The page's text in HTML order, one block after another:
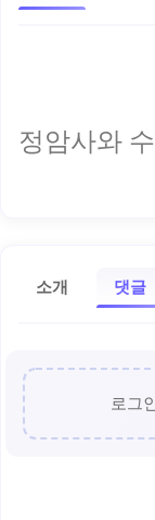
정암사와
소개 댓글
로그